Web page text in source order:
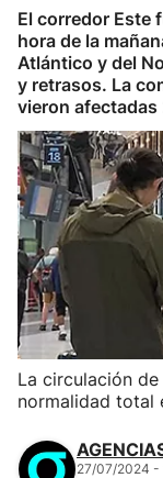
El corredor Este
hora de la
Atlántico y del
y retrasos. La
vieron
La circulación
normalidad total
27/07/2024 -